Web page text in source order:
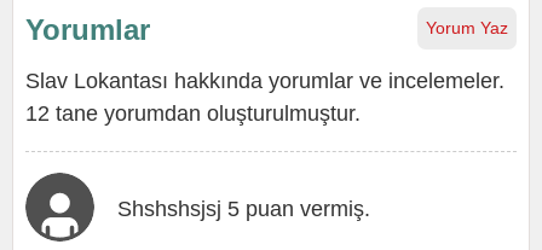
Yorum Yaz
Yorumlar
Slav Lokantası hakkında yorumlar ve incelemeler.
12 tane yorumdan oluşturulmuştur.
Shshshsjsj 5 puan vermiş.